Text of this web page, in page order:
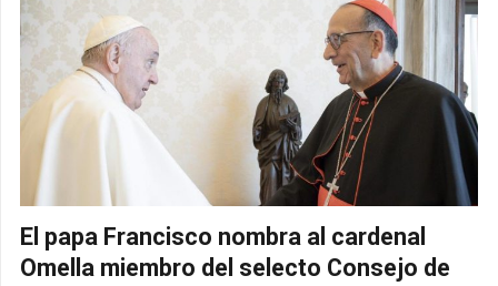
El papa Francisco nombra al cardenal
Omella miembro del selecto Consejo de